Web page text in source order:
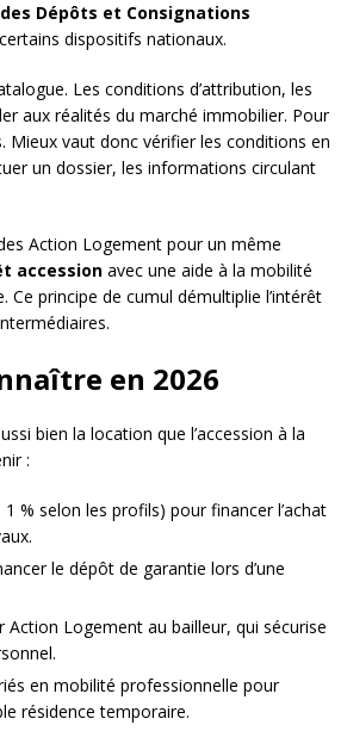
Dépôts et Consignations
dispositifs nationaux.
Les conditions d’attribution, les
aux réalités du marché immobilier. Pour
Mieux vaut donc vérifier les conditions en
un dossier, les informations circulant
Action Logement pour un même
accessionavec une aide à la mobilité
principe de cumul démultiplie l’intérêt
en 2026
bien la location que l’accession à la
:
% selon les profils) pour financer l’achat
le dépôt de garantie lors d’une
Logement au bailleur, qui sécurise
en mobilité professionnelle pour
résidence temporaire.